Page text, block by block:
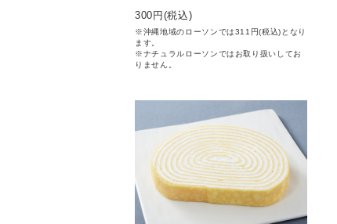
300 円(税込)
※沖縄地域のローソンでは311円(税込)となり
ます。
※ナチュラルローソンではお取り扱いしてお
りません。